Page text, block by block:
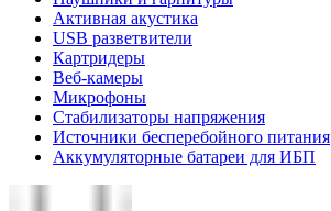
Активная акустика
USB разветвители
Картридеры
Веб-камеры
Микрофоны
Стабилизаторы напряжения
Источники бесперебойного питания
Аккумуляторные батареи для ИБП